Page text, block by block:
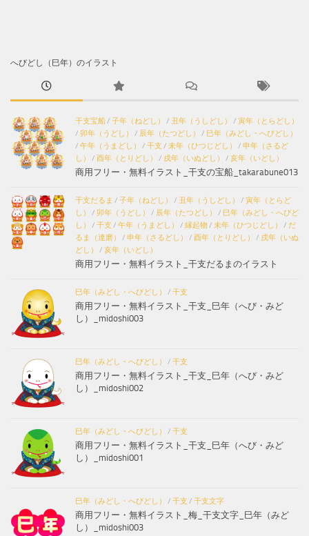
へびどし（巳年）のイラスト
干支宝船/ 子年（ねどし） / 丑年（うしどし） / 寅年（とらどし）
/ 卯年（うどし） / 辰年（たつどし） / 巳年（みどし・へびどし）
/ 午年（うまどし） / 干支 / 未年（ひつじどし） / 申年（さるど
し）
/ 酉年（とりどし） / 戌年（いぬどし） / 亥年（いどし）
商用フリー・無料イラスト_干支の宝船_takarabune013
干支だるま / 子年（ねどし） / 丑年（うしどし） / 寅年（とらど
し）
/ 卯年（うどし） / 辰年（たつどし） / 巳年（みどし・へびど
し）
/ 干支 / 午年（うまどし） / 縁起物/ 未年（ひつじどし） / だ
るま（達磨）
/ 申年（さるどし） / 酉年（とりどし） / 戌年（いぬ
どし）
/ 亥年（いどし）
商用フリー・無料イラスト_干支だるまのイラスト
巳年（みどし・へびどし） / 干支
商用フリー・無料イラスト_干支_巳年（へび・みど
し）_midoshi003
巳年（みどし・へびどし） / 干支
商用フリー・無料イラスト_干支_巳年（へび・みど
し）_midoshi002
巳年（みどし・へびどし） / 干支
商用フリー・無料イラスト_干支_巳年（へび・みど
し）_midoshi001
巳年（みどし・へびどし） / 干支 / 干支文字
商用フリー・無料イラスト_梅_干支文字_巳年（みど
し）_midoshi003